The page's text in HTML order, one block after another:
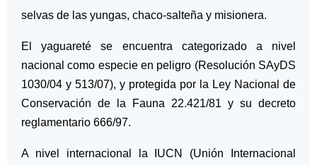
selvas de las yungas, chaco-salteña y misionera.
El yaguareté se encuentra categorizado a nivel
nacional como especie en peligro (Resolución SAyDS
1030/04 y 513/07), y protegida por la Ley Nacional de
Conservación de la Fauna 22.421/81 y su decreto
reglamentario 666/97.
A nivel internacional la IUCN (Unión Internacional